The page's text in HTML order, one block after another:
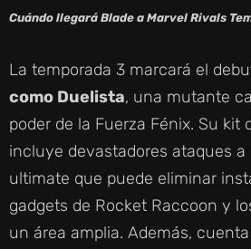
Cuándo llegará Blade a Marvel Rivals
La temporada 3 marcará el
como Duelista, una mutante
poder de la Fuerza Fénix. Su kit
incluye devastadores ataques
ultimate que puede eliminar
gadgets de Rocket Raccoon y
un área amplia. Además,